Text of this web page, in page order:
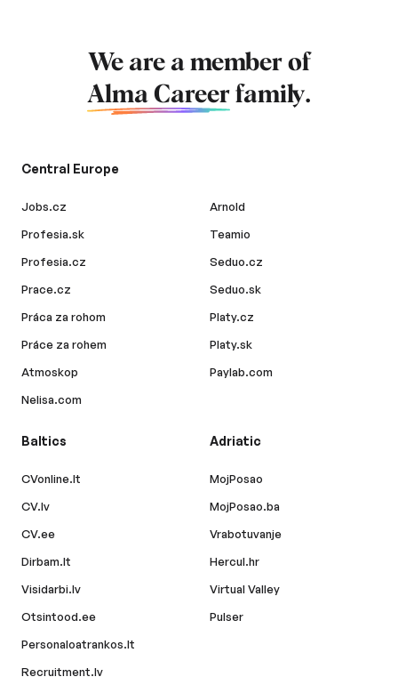
We are a member of
Alma Career family.
Central Europe
Jobs.cz
Profesia.sk
Profesia.cz
Prace.cz
Práca za rohom
Práce za rohem
Atmoskop
Nelisa.com
Arnold
Teamio
Seduo.cz
Seduo.sk
Platy.cz
Platy.sk
Paylab.com
Baltics
CVonline.lt
CV.lv
CV.ee
Dirbam.lt
Visidarbi.lv
Otsintood.ee
Personaloatrankos.lt
Recruitment.lv
Adriatic
MojPosao
MojPosao.ba
Vrabotuvanje
Hercul.hr
Virtual Valley
Pulser